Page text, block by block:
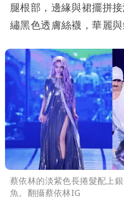
腿根部，邊緣與裙擺拼
繡黑色透膚絲襪，華麗與
蔡依林的淡紫色長捲髮配上
魚。翻攝蔡依林IG